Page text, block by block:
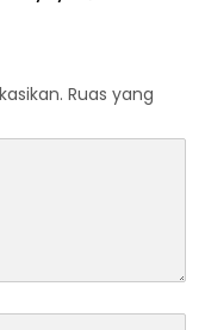
Ruas yang